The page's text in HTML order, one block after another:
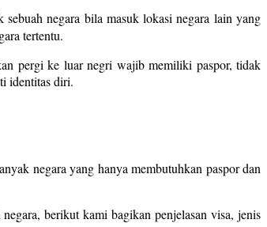
negara bila masuk lokasi negara lain yang
tertentu.
pergi ke luar negri wajib memiliki paspor, tidak
identitas diri.
negara yang hanya membutuhkan paspor dan
berikut kami bagikan penjelasan visa, jenis